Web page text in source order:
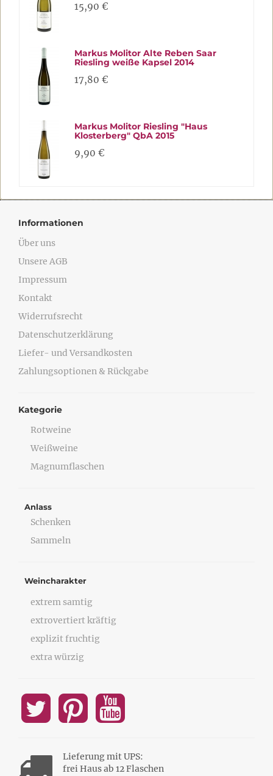
15,90 €
Markus Molitor Alte Reben Saar
Riesling weiße Kapsel 2014
17,80 €
Markus Molitor Riesling "Haus
Klosterberg" QbA 2015
9,90 €
Informationen
Über uns
Unsere AGB
Impressum
Kontakt
Widerrufsrecht
Datenschutzerklärung
Liefer- und Versandkosten
Zahlungsoptionen & Rückgabe
Kategorie
Rotweine
Weißweine
Magnumflaschen
Anlass
Schenken
Sammeln
Weincharakter
extrem samtig
extrovertiert kräftig
explizit fruchtig
extra würzig
Lieferung mit UPS:
frei Haus ab 12 Flaschen